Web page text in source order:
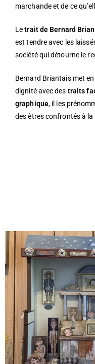
marchande et de ce
Letrait de Bernard
est tendre avec les
société qui détourne le
Bernard Briantais met
dignité avec des traits
graphique, il les
des êtres confrontés à la